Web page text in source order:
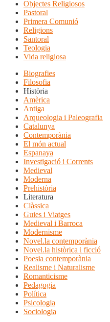
Objectes Religiosos
Pastoral
Primera Comunió
Religions
Santoral
Teologia
Vida religiosa
Biografies
Filosofia
Història
Amèrica
Antiga
Arqueologia i Paleografia
Catalunya
Contemporània
El món actual
Espanaya
Investigació i Corrents
Medieval
Moderna
Prehistòria
Literatura
Clàssica
Guies i Viatges
Medieval i Barroca
Modernisme
Novel.la contemporània
Novel.la històrica i ficció
Poesia contemporània
Realisme i Naturalisme
Romanticisme
Pedagogia
Política
Psicologia
Sociologia